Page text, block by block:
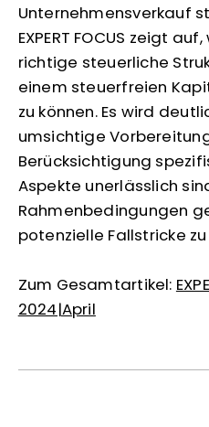
Unternehmensverkauf
EXPERT FOCUS zeigt
richtige steuerliche
einem steuerfreien
zu können. Es wird
umsichtige
Berücksichtigung
Aspekte unerlässlich
Rahmenbedingungen
potenzielle Fallstricke
Zum Gesamtartikel:
2024|April